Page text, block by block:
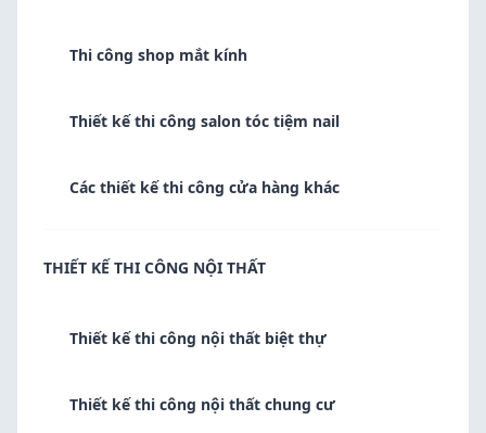
Thi công shop mắt kính
Thiết kế thi công salon tóc tiệm nail
Các thiết kế thi công cửa hàng khác
THIẾT KẾ THI CÔNG NỘI THẤT
Thiết kế thi công nội thất biệt thự
Thiết kế thi công nội thất chung cư